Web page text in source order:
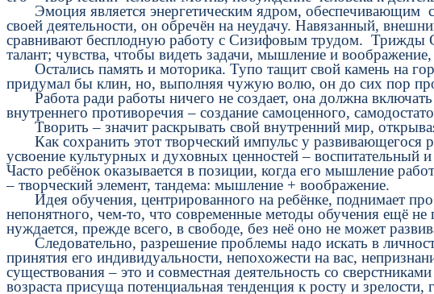
Эмоция является энергетическим ядром, обеспечивающим
своей деятельности, он обречён на неудачу. Навязанный,
сравнивают бесплодную работу с Сизифовым трудом. Трижды
талант; чувства, чтобы видеть задачи, мышление и
Остались память и моторика. Тупо тащит свой камень на
придумал бы клин, но, выполняя чужую волю, он до сих пор
Работа ради работы ничего не создает, она должна
внутреннего противоречия – создание самоценного,
Творить – значит раскрывать свой внутренний мир,
Как сохранить этот творческий импульс у развивающегося
усвоение культурных и духовных ценностей – воспитательный
Часто ребёнок оказывается в позиции, когда его мышление
– творческий элемент, тандема: мышление + воображение.
Идея обучения, центрированного на ребёнке, поднимает
непонятного, чем-то, что современные методы обучения ещё не
нуждается, прежде всего, в свободе, без неё оно не может
Следовательно, разрешение проблемы надо искать в
принятия его индивидуальности, непохожести на вас,
существования – это и совместная деятельность со
возраста присуща потенциальная тенденция к росту и